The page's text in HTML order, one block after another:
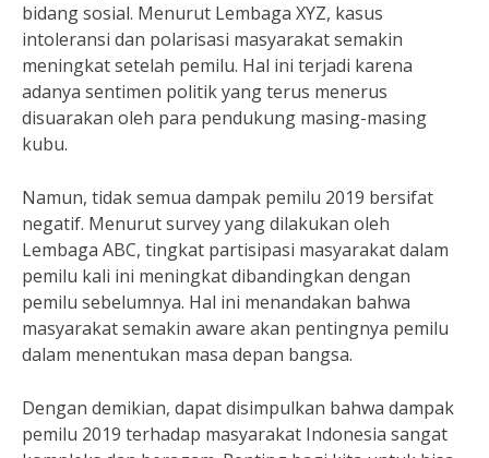
bidang sosial. Menurut Lembaga XYZ, kasus
intoleransi dan polarisasi masyarakat semakin
meningkat setelah pemilu. Hal ini terjadi karena
adanya sentimen politik yang terus menerus
disuarakan oleh para pendukung masing-masing
kubu.
Namun, tidak semua dampak pemilu 2019 bersifat
negatif. Menurut survey yang dilakukan oleh
Lembaga ABC, tingkat partisipasi masyarakat dalam
pemilu kali ini meningkat dibandingkan dengan
pemilu sebelumnya. Hal ini menandakan bahwa
masyarakat semakin aware akan pentingnya pemilu
dalam menentukan masa depan bangsa.
Dengan demikian, dapat disimpulkan bahwa dampak
pemilu 2019 terhadap masyarakat Indonesia sangat